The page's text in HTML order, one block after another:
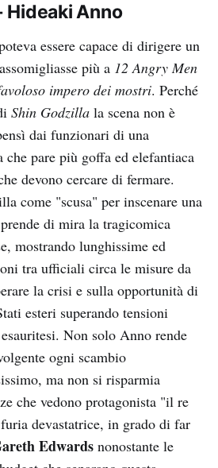
Hideaki Anno
essere capace di dirigere un
più a 12 Angry Men
impero dei mostri. Perché
Shin Godzilla la scena non è
dai funzionari di una
che pare più goffa ed elefantiaca
devono cercare di fermare.
come "scusa" per inscenare una
di mira la tragicomica
mostrando lunghissime ed
tra ufficiali circa le misure da
la crisi e sulla opportunità di
esteri superando tensioni
Non solo Anno rende
ogni scambio
ma non si risparmia
che vedono protagonista "il re
devastatrice, in grado di far
Edwards nonostante le